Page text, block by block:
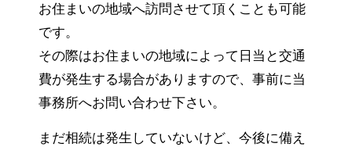
お住まいの地域へ訪問させて頂くことも可能
です。
その際はお住まいの地域によって日当と交通
費が発生する場合がありますので、事前に当
事務所へお問い合わせ下さい。
まだ相続は発生していないけど、今後に備え